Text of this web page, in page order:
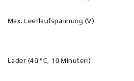
Max. Leerlaufspannung (V)
Lader (40 °C, 10 Minuten)